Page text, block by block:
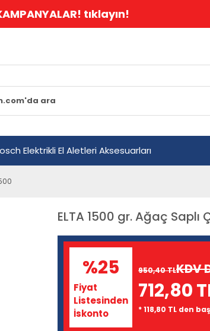
tıklayın!
Elektrikli El Aletleri Aksesuarları
ELTA 1500 gr. Ağaç Saplı
%25
Fiyat
Listesinden
İskonto
950,40 TLKDV
712,80
* 118,80 TL den